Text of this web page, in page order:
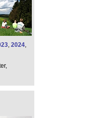
, 2024,